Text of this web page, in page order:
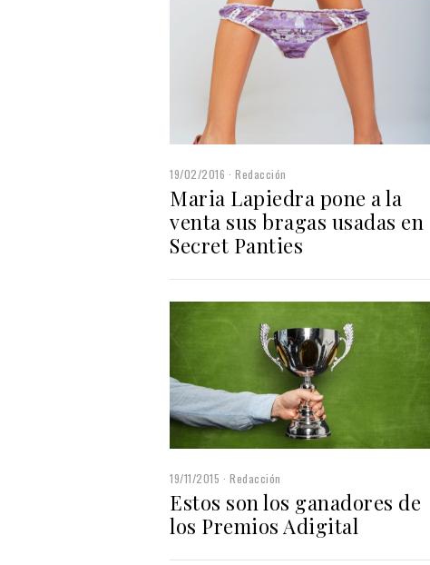
19/02/2016 Redacción
Maria Lapiedra pone a la
venta sus bragas usadas en
Secret Panties
19/11/2015 Redacción
Estos son los ganadores de
los Premios Adigital